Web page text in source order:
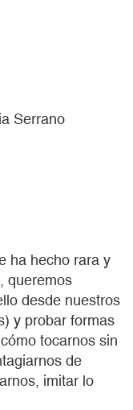
Serrano
ha hecho rara y
queremos
desde nuestros
y probar formas
tocarnos sin
de
imitar lo